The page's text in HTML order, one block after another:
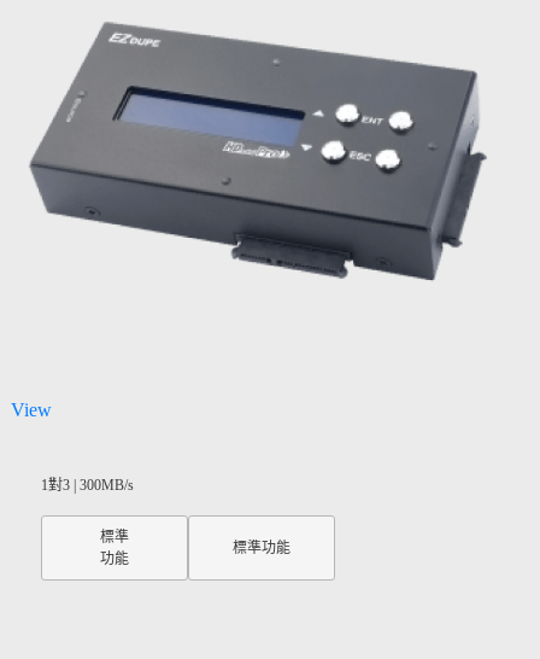
View
1對3 | 300MB/s
標準
功能
標準功能